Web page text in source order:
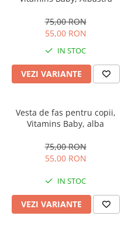
Bluze, pieptarase, mentite
Veste bebe
Rochite bebeluse
Ciorapi
Bluze si pulovere
Babetele
Hainute bumbac organic
Bluze, pieptarase, mentite
Veste bebe
Pantaloni de exterior
Babetele
Hainute bumbac organic
Cos depozitare jucarii
Articole mamici
Jocuri educative si de societate
Jucarii tip Montessori
Masinute electrice
Mingii
Jucarii de nisip
Table de scris
Trotinete si biciclete
Carucioare papusi
Incaltaminte de panza
75,00 RON
55,00 RON
IN STOC
VEZI VARIANTE
Vesta de fas pentru copii,
Vitamins Baby, alba
75,00 RON
55,00 RON
IN STOC
VEZI VARIANTE